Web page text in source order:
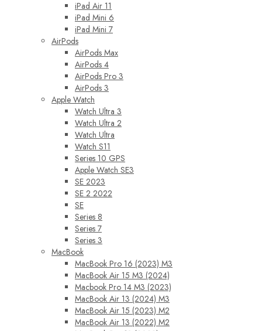
iPad Air 11
iPad Mini 6
iPad Mini 7
AirPods
AirPods Max
AirPods 4
AirPods Pro 3
AirPods 3
Apple Watch
Watch Ultra 3
Watch Ultra 2
Watch Ultra
Watch S11
Series 10 GPS
Apple Watch SE3
SE 2023
SE 2 2022
SE
Series 8
Series 7
Series 3
MacBook
MacBook Pro 16 (2023) M3
MacBook Air 15 M3 (2024)
Macbook Pro 14 M3 (2023)
MacBook Air 13 (2024) M3
MacBook Air 15 (2023) M2
MacBook Air 13 (2022) M2